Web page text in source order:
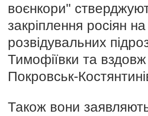
воєнкори"
закріплення росіян
розвідувальних
Тимофіївки та
Покровськ-
Також вони